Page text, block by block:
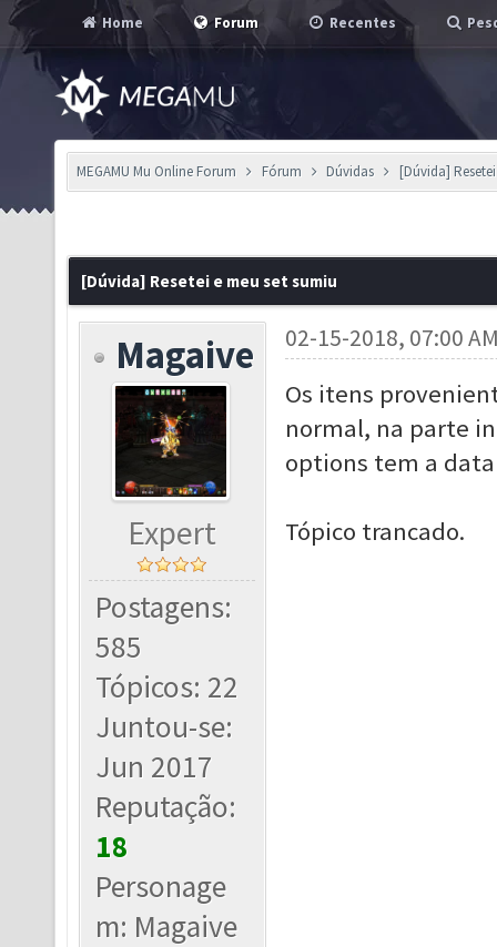
Home Forum Recentes
MEGAMU Mu Online Forum Fórum Dúvidas [Dúvida]
[Dúvida] Resetei e meu set sumiu
Magaive
Expert
Postagens:
585
Tópicos: 22
Juntou-se:
Jun 2017
Reputação:
18
Personage
m: Magaive
02-15-2018, 07:00
Os itens
normal, na parte
options tem a
Tópico trancado.